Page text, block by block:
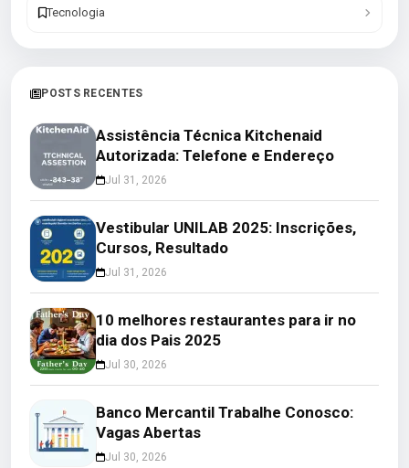
Tecnologia
POSTS RECENTES
Assistência Técnica Kitchenaid
Autorizada: Telefone e Endereço
Jul 31, 2026
Vestibular UNILAB 2025: Inscrições,
Cursos, Resultado
Jul 31, 2026
10 melhores restaurantes para ir no
dia dos Pais 2025
Jul 30, 2026
Banco Mercantil Trabalhe Conosco:
Vagas Abertas
Jul 30, 2026